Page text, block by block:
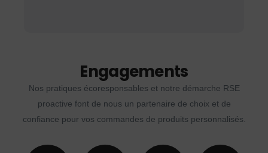
Engagements
Nos pratiques écoresponsables et notre démarche RSE
proactive font de nous un partenaire de choix et de
confiance pour vos commandes de produits personnalisés.